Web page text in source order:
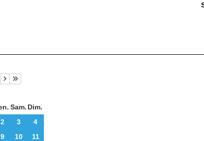
Sam. Dim.
2 3
4
9 10
11